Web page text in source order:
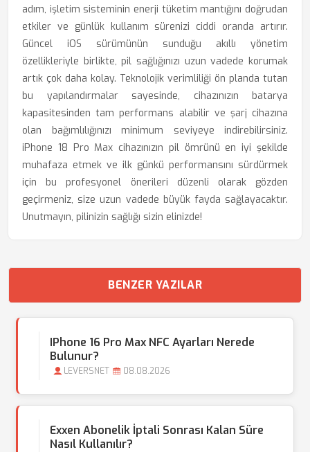
adım, işletim sisteminin enerji tüketim mantığını doğrudan
etkiler ve günlük kullanım sürenizi ciddi oranda artırır.
Güncel iOS sürümünün sunduğu akıllı yönetim
özellikleriyle birlikte, pil sağlığınızı uzun vadede korumak
artık çok daha kolay. Teknolojik verimliliği ön planda tutan
bu yapılandırmalar sayesinde, cihazınızın batarya
kapasitesinden tam performans alabilir ve şarj cihazına
olan bağımlılığınızı minimum seviyeye indirebilirsiniz.
iPhone 18 Pro Max cihazınızın pil ömrünü en iyi şekilde
muhafaza etmek ve ilk günkü performansını sürdürmek
için bu profesyonel önerileri düzenli olarak gözden
geçirmeniz, size uzun vadede büyük fayda sağlayacaktır.
Unutmayın, pilinizin sağlığı sizin elinizde!
BENZER YAZILAR
IPhone 16 Pro Max NFC Ayarları Nerede
Bulunur?
LEVERSNET 08.08.2026
Exxen Abonelik İptali Sonrası Kalan Süre
Nasıl Kullanılır?